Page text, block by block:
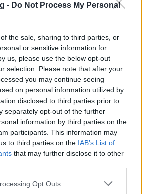
- Do Not Process My Personal
the sale, sharing to third parties, or
or sensitive information for
us, please use the below opt-out
selection. Please note that after your
you may continue seeing
on personal information utilized by
disclosed to third parties prior to
separately opt-out of the further
information by third parties on the
participants. This information may
to third parties on the IAB’s List of
that may further disclose it to other
app uses one or more Google
Opt Outs
értesülj a friss hírekről a
Követem
#SZÓRAKOZÓHELY
#TINÉDZSER